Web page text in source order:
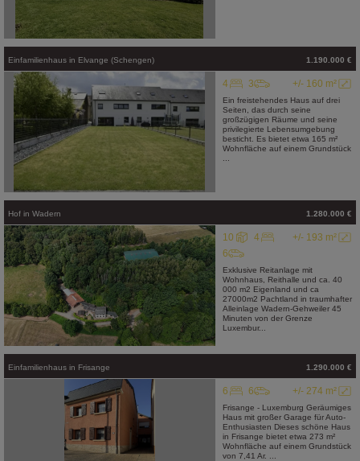
Einfamilienhaus in Elvange (Schengen) 1.190.000 €
+/- 160 m²
4 3
Ein freistehendes Haus auf drei
Seiten, das durch seine
großzügigen Räume und seine
privilegierte Lebensumgebung
besticht. Es bietet etwa 165 m²
Wohnfläche auf einem Grundstück
Hof in Wadern 1.280.000 €
+/- 193 m²
10
4
6
Exklusive Reitanlage mit
Wohnhaus, Reithalle und ca. 40
000 m2 Eigenland und ca
27000m2 Pachtland in traumhafter
Alleinlage Wadern-Gehweiler 45
Minuten von der Grenze
Luxembur...
Einfamilienhaus in Frisange 1.290.000 €
+/- 274 m²
6 6
Frisange - Luxemburg Geräumiges
Haus mit großer Garage für Auto-
Enthusiasten Dieses schöne Haus
in Frisange bietet etwa 273 m²
Wohnfläche auf einem Grundstück
von 7,41 Ar. ...